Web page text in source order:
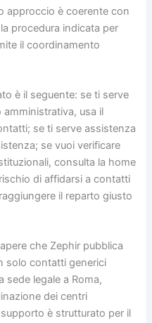
approccio è coerente con
procedura indicata per
il coordinamento
è il seguente: se ti serve
amministrativa, usa il
se ti serve assistenza
se vuoi verificare
consulta la home
di affidarsi a contatti
il reparto giusto
che Zephir pubblica
solo contatti generici
sede legale a Roma,
dei centri
è strutturato per il